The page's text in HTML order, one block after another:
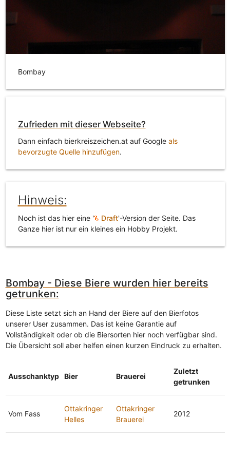
Bombay
Zufrieden mit dieser Webseite?
Dann einfach bierkreiszeichen.at auf Google als
bevorzugte Quelle hinzufügen.
Hinweis:
Noch ist das hier eine ' Draft'-Version der Seite. Das
Ganze hier ist nur ein kleines ein Hobby Projekt.
Bombay - Diese Biere wurden hier bereits
getrunken:
Diese Liste setzt sich an Hand der Biere auf den Bierfotos
unserer User zusammen. Das ist keine Garantie auf
Vollständigkeit oder ob die Biersorten hier noch verfügbar sind.
Die Übersicht soll aber helfen einen kurzen Eindruck zu erhalten.
Ausschanktyp Bier Brauerei
Zuletzt
getrunken
Vom Fass
Ottakringer
Helles
Ottakringer
Brauerei
2012